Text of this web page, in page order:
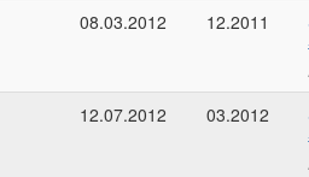
08.03.2012
12.2011
12.07.2012
03.2012